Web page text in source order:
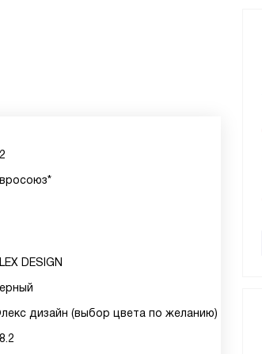
DESIGN
дизайн (выбор цвета по желанию)